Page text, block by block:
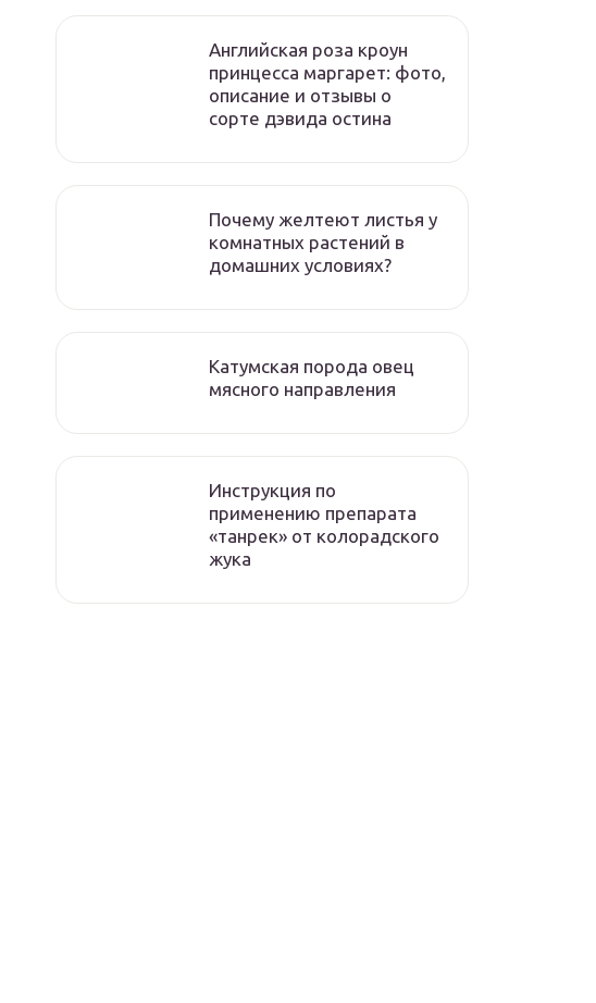
Английская роза кроун
принцесса маргарет: фото,
описание и отзывы о
сорте дэвида остина
Почему желтеют листья у
комнатных растений в
домашних условиях?
Катумская порода овец
мясного направления
Инструкция по
применению препарата
«танрек» от колорадского
жука